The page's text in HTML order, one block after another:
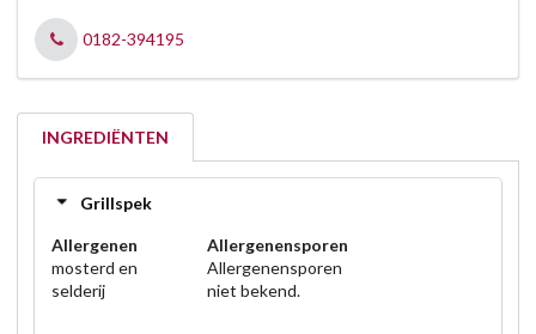
0182-394195
INGREDIËNTEN
Grillspek
Allergenen
mosterd en
selderij
Allergenensporen
Allergenensporen
niet bekend.